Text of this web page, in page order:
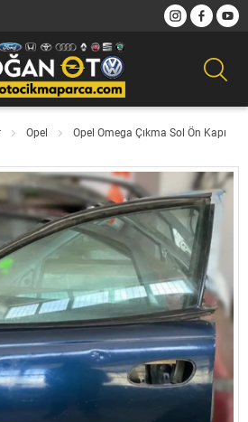
Opel Opel Omega Çıkma Sol Ön Kapı